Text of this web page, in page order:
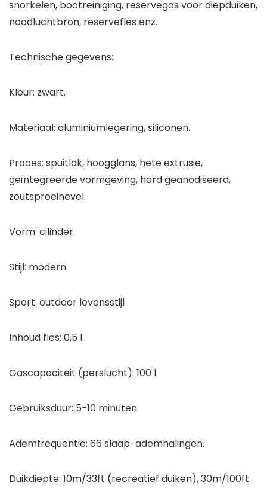
snorkelen, bootreiniging, reservegas voor diepduiken,
noodluchtbron, reservefles enz.
Technische gegevens:
Kleur: zwart.
Materiaal: aluminiumlegering, siliconen.
Proces: spuitlak, hoogglans, hete extrusie,
geïntegreerde vormgeving, hard geanodiseerd,
zoutsproeinevel.
Vorm: cilinder.
Stijl: modern
Sport: outdoor levensstijl
Inhoud fles: 0,5 l.
Gascapaciteit (perslucht): 100 l.
Gebruiksduur: 5-10 minuten.
Ademfrequentie: 66 slaap-ademhalingen.
Duikdiepte: 10m/33ft (recreatief duiken), 30m/100ft